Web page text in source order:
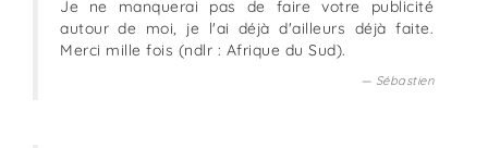
Je ne manquerai pas de faire votre publicité
autour de moi, je l'ai déjà d'ailleurs déjà faite.
Merci mille fois (ndlr : Afrique du Sud).
Sébastien